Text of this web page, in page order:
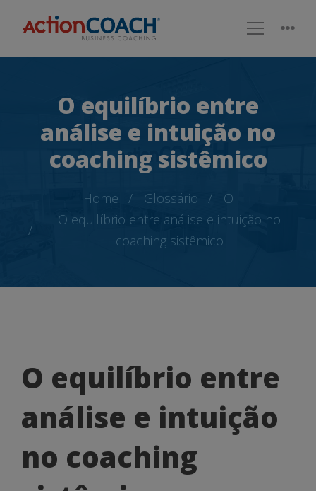
O equilíbrio entre
análise e intuição no
coaching sistêmico
Home Glossário
O
O equilíbrio entre análise e intuição no
coaching sistêmico
O
equilíbrio
entre
análise
e
O equilíbrio entre
análise e intuição
no coaching